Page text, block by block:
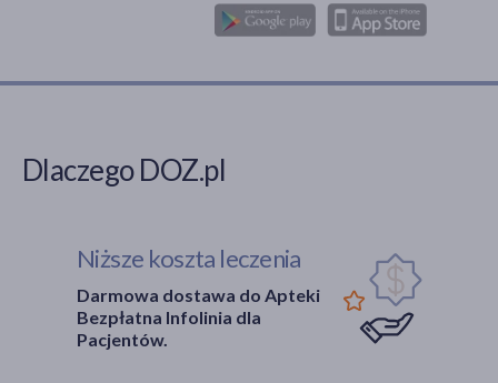
Dlaczego DOZ.pl
Niższe koszta leczenia
Darmowa dostawa do Apteki
Bezpłatna Infolinia dla
Pacjentów.